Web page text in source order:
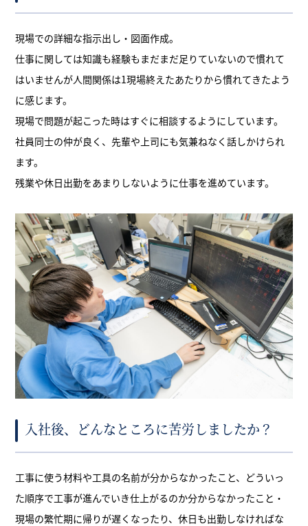
現場での詳細な指示出し・図面作成。
仕事に関しては知識も経験もまだまだ足りていないので慣れて
はいませんが人間関係は1現場終えたあたりから慣れてきたよう
に感じます。
現場で問題が起こった時はすぐに相談するようにしています。
社員同士の仲が良く、先輩や上司にも気兼ねなく話しかけられ
ます。
残業や休日出勤をあまりしないように仕事を進めています。
入社後、どんなところに苦労しましたか？
工事に使う材料や工具の名前が分からなかったこと、どういっ
た順序で工事が進んでいき仕上がるのか分からなかったこと・
現場の繁忙期に帰りが遅くなったり、休日も出勤しなければな